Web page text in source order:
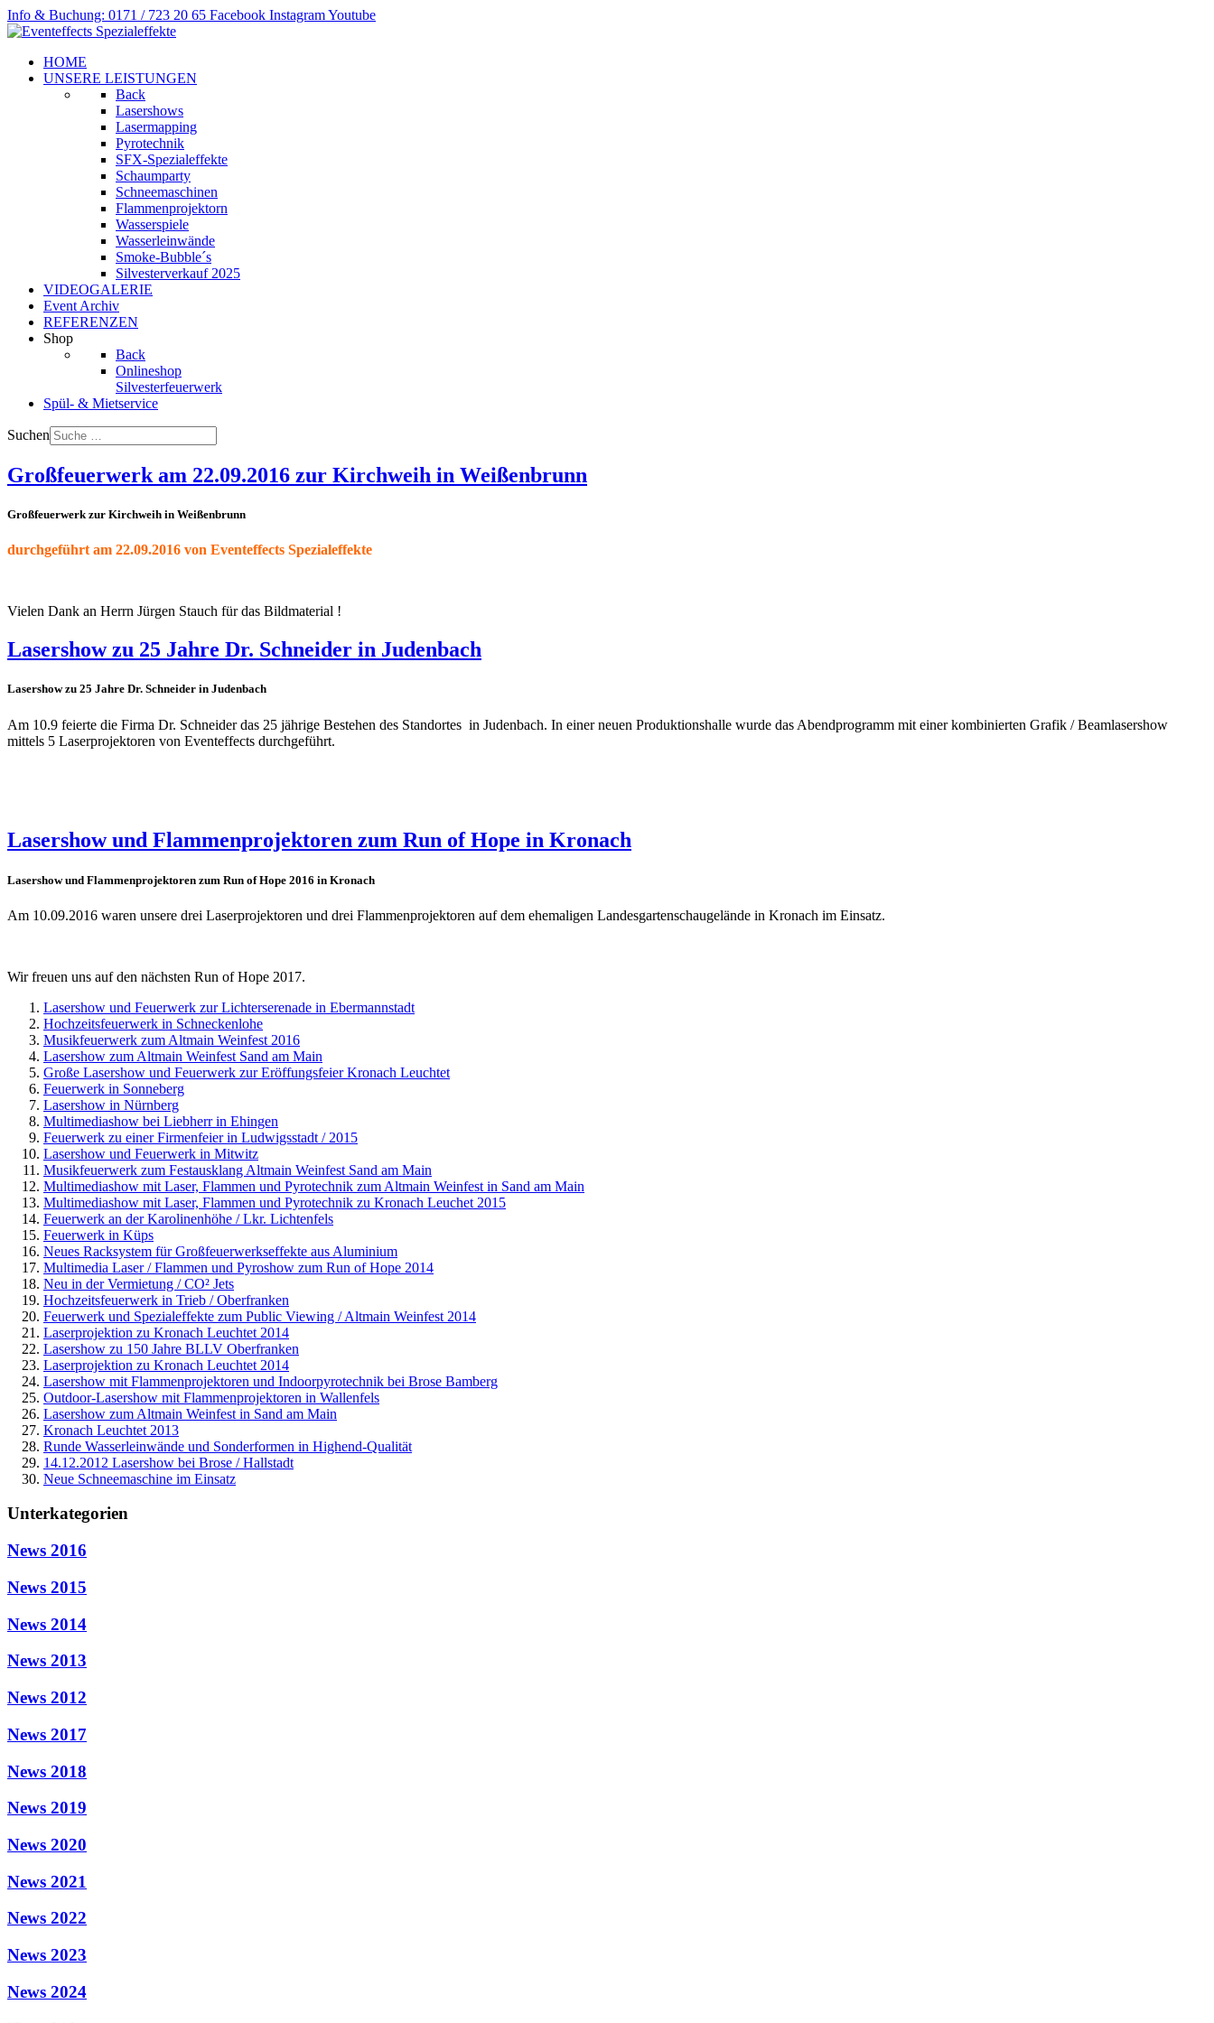
Info & Buchung: 0171 / 723 20 65 Facebook InstagramYoutube
HOME
UNSERE LEISTUNGEN
Back
Lasershows
Lasermapping
Pyrotechnik
SFX-Spezialeffekte
Schaumparty
Schneemaschinen
Flammenprojektorn
Wasserspiele
Wasserleinwände
Smoke-Bubble´s
Silvesterverkauf 2025
VIDEOGALERIE
Event Archiv
REFERENZEN
Shop
Back
Onlineshop
Silvesterfeuerwerk
Spül- & Mietservice
Suchen
Großfeuerwerk am 22.09.2016 zur Kirchweih in Weißenbrunn
Großfeuerwerk zur Kirchweih in Weißenbrunn
durchgeführt am 22.09.2016 von Eventeffects Spezialeffekte
Vielen Dank an Herrn Jürgen Stauch für das Bildmaterial !
Lasershow zu 25 Jahre Dr. Schneider in Judenbach
Lasershow zu 25 Jahre Dr. Schneider in Judenbach
Am 10.9 feierte die Firma Dr. Schneider das 25 jährige Bestehen des Standortes in Judenbach. In einer neuen Produktionshalle wurde das Abendprogramm mit einer kombinierten Grafik / Beamlasershow
mittels 5 Laserprojektoren von Eventeffects durchgeführt.
Lasershow und Flammenprojektoren zum Run of Hope in Kronach
Lasershow und Flammenprojektoren zum Run of Hope 2016 in Kronach
Am 10.09.2016 waren unsere drei Laserprojektoren und drei Flammenprojektoren auf dem ehemaligen Landesgartenschaugelände in Kronach im Einsatz.
Wir freuen uns auf den nächsten Run of Hope 2017.
Lasershow und Feuerwerk zur Lichterserenade in Ebermannstadt
Hochzeitsfeuerwerk in Schneckenlohe
Musikfeuerwerk zum Altmain Weinfest 2016
Lasershow zum Altmain Weinfest Sand am Main
Große Lasershow und Feuerwerk zur Eröffungsfeier Kronach Leuchtet
Feuerwerk in Sonneberg
Lasershow in Nürnberg
Multimediashow bei Liebherr in Ehingen
Feuerwerk zu einer Firmenfeier in Ludwigsstadt / 2015
Lasershow und Feuerwerk in Mitwitz
Musikfeuerwerk zum Festausklang Altmain Weinfest Sand am Main
Multimediashow mit Laser, Flammen und Pyrotechnik zum Altmain Weinfest in Sand am Main
Multimediashow mit Laser, Flammen und Pyrotechnik zu Kronach Leuchet 2015
Feuerwerk an der Karolinenhöhe / Lkr. Lichtenfels
Feuerwerk in Küps
Neues Racksystem für Großfeuerwerkseffekte aus Aluminium
Multimedia Laser / Flammen und Pyroshow zum Run of Hope 2014
Neu in der Vermietung / CO² Jets
Hochzeitsfeuerwerk in Trieb / Oberfranken
Feuerwerk und Spezialeffekte zum Public Viewing / Altmain Weinfest 2014
Laserprojektion zu Kronach Leuchtet 2014
Lasershow zu 150 Jahre BLLV Oberfranken
Laserprojektion zu Kronach Leuchtet 2014
Lasershow mit Flammenprojektoren und Indoorpyrotechnik bei Brose Bamberg
Outdoor-Lasershow mit Flammenprojektoren in Wallenfels
Lasershow zum Altmain Weinfest in Sand am Main
Kronach Leuchtet 2013
Runde Wasserleinwände und Sonderformen in Highend-Qualität
14.12.2012 Lasershow bei Brose / Hallstadt
Neue Schneemaschine im Einsatz
Unterkategorien
News 2016
News 2015
News 2014
News 2013
News 2012
News 2017
News 2018
News 2019
News 2020
News 2021
News 2022
News 2023
News 2024